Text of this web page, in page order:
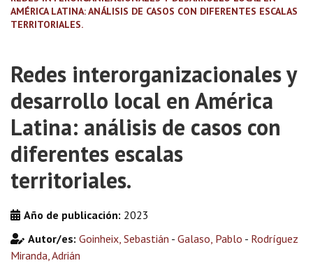
AMÉRICA LATINA: ANÁLISIS DE CASOS CON DIFERENTES ESCALAS
TERRITORIALES.
Redes interorganizacionales y
desarrollo local en América
Latina: análisis de casos con
diferentes escalas
territoriales.
Año de publicación: 2023
Autor/es: Goinheix, Sebastián - Galaso, Pablo - Rodríguez
Miranda, Adrián